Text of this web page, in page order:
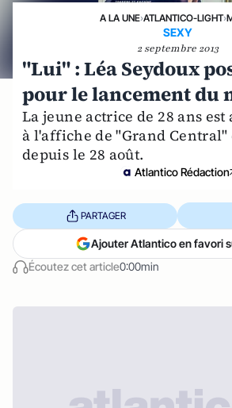
A LA UNE›ATLANTICO-LIGHT›
SEXY
2 septembre 2013
"Lui" : Léa Seydoux
pour le lancement du
La jeune actrice de 28 ans
à l'affiche de "Grand Central"
depuis le 28 août.
Atlantico Rédaction
Écoutez cet article0:00min
PARTAGER
Ajouter Atlantico en favori